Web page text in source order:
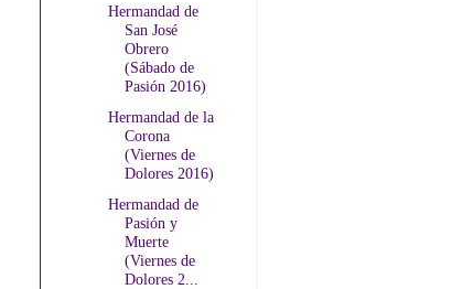
Hermandad de
San José
Obrero
(Sábado de
Pasión 2016)
Hermandad de la
Corona
(Viernes de
Dolores 2016)
Hermandad de
Pasión y
Muerte
(Viernes de
Dolores 2...